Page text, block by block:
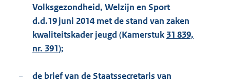
Volksgezondheid, Welzijn en Sport
d.d.19 juni 2014 met de stand van zaken
kwaliteitskader jeugd (Kamerstuk 31 839,
nr. 391);
−
de brief van de Staatssecretaris van